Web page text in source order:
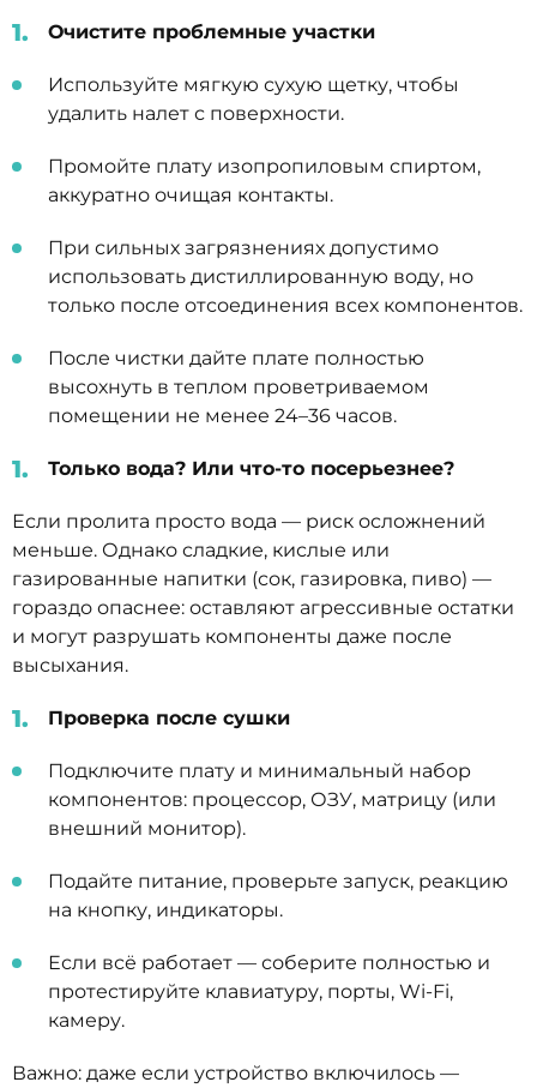
Очистите проблемные участки
Используйте мягкую сухую щетку, чтобы
удалить налет с поверхности.
Промойте плату изопропиловым спиртом,
аккуратно очищая контакты.
При сильных загрязнениях допустимо
использовать дистиллированную воду, но
только после отсоединения всех компонентов.
После чистки дайте плате полностью
высохнуть в теплом проветриваемом
помещении не менее 24–36 часов.
Только вода? Или что-то посерьезнее?
Если пролита просто вода — риск осложнений
меньше. Однако сладкие, кислые или
газированные напитки (сок, газировка, пиво) —
гораздо опаснее: оставляют агрессивные остатки
и могут разрушать компоненты даже после
высыхания.
Проверка после сушки
Подключите плату и минимальный набор
компонентов: процессор, ОЗУ, матрицу (или
внешний монитор).
Подайте питание, проверьте запуск, реакцию
на кнопку, индикаторы.
Если всё работает — соберите полностью и
протестируйте клавиатуру, порты, Wi-Fi,
камеру.
Важно: даже если устройство включилось —